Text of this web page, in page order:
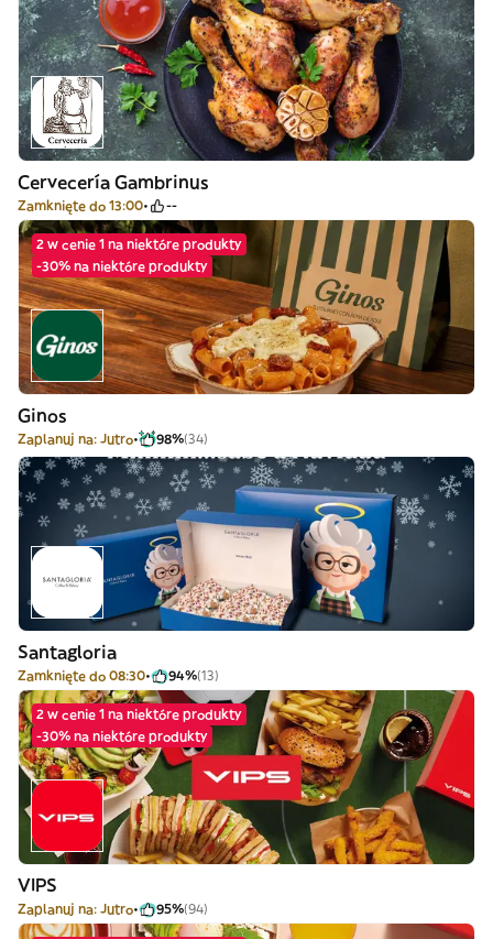
Cervecería Gambrinus
Zamknięte do 13:00 --
2 w cenie 1 na niektóre produkty
-30% na niektóre produkty
Ginos
Zaplanuj na: Jutro 98%(34)
Santagloria
Zamknięte do 08:30 94%(13)
2 w cenie 1 na niektóre produkty
-30% na niektóre produkty
VIPS
Zaplanuj na: Jutro 95%(94)